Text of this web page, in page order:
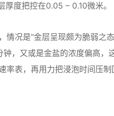
度把控在0.05 – 0.10微米。
情况是“金层呈现颇为脆弱
，又或是金盐的浓度偏高
率表，再用力把浸泡时间压制